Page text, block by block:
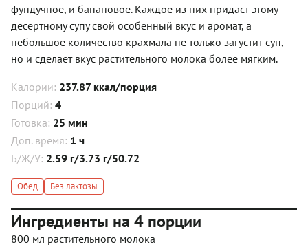
фундучное, и банановое. Каждое из них придаст этому
десертному супу свой особенный вкус и аромат, а
небольшое количество крахмала не только загустит суп,
но и сделает вкус растительного молока более мягким.
Калории: 237.87 ккал/порция
Порций: 4
Готовка: 25 мин
Доп. время: 1 ч
Б/Ж/У: 2.59 г/3.73 г/50.72
Обед Без лактозы
Ингредиенты на 4 порции
800 мл растительного молока